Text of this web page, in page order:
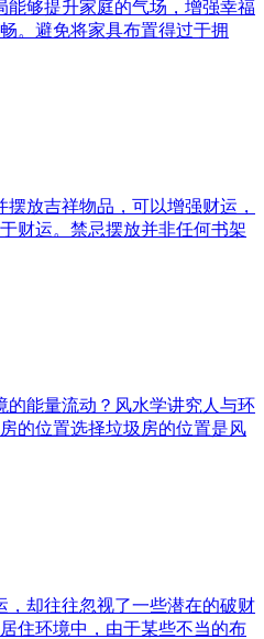
能够提升家庭的气场，增强幸福
。避免将家具布置得过于拥
放吉祥物品，可以增强财运，
财运。禁忌摆放并非任何书架
的能量流动？风水学讲究人与环
的位置选择垃圾房的位置是风
，却往往忽视了一些潜在的破财
住环境中，由于某些不当的布